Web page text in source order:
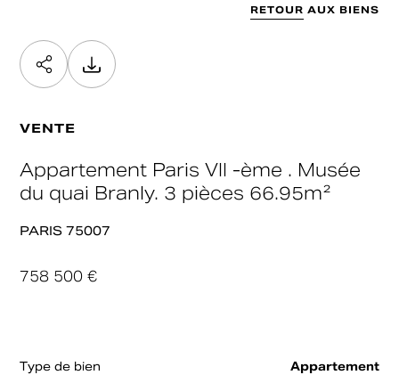
Valider
RETOUR AUX BIENS
VENTE
Appartement Paris VII -ème . Musée
du quai Branly. 3 pièces 66.95m²
PARIS 75007
758 500 €
Type de bien
Appartement